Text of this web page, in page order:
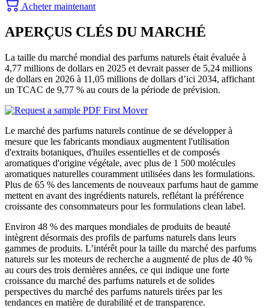
Acheter maintenant
APERÇUS CLÉS DU MARCHÉ
La taille du marché mondial des parfums naturels était évaluée à
4,77 millions de dollars en 2025 et devrait passer de 5,24 millions
de dollars en 2026 à 11,05 millions de dollars d’ici 2034, affichant
un TCAC de 9,77 % au cours de la période de prévision.
Le marché des parfums naturels continue de se développer à
mesure que les fabricants mondiaux augmentent l'utilisation
d'extraits botaniques, d'huiles essentielles et de composés
aromatiques d'origine végétale, avec plus de 1 500 molécules
aromatiques naturelles couramment utilisées dans les formulations.
Plus de 65 % des lancements de nouveaux parfums haut de gamme
mettent en avant des ingrédients naturels, reflétant la préférence
croissante des consommateurs pour les formulations clean label.
Environ 48 % des marques mondiales de produits de beauté
intègrent désormais des profils de parfums naturels dans leurs
gammes de produits. L’intérêt pour la taille du marché des parfums
naturels sur les moteurs de recherche a augmenté de plus de 40 %
au cours des trois dernières années, ce qui indique une forte
croissance du marché des parfums naturels et de solides
perspectives du marché des parfums naturels tirées par les
tendances en matière de durabilité et de transparence.